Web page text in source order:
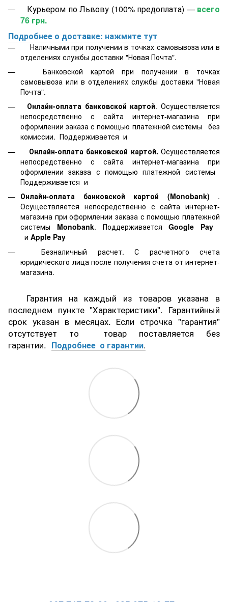
Курьером по Львову (100% предоплата) — всего
76 грн.
Подробнее о доставке: нажмите тут
Наличными при получении в точках самовывоза или в
отделениях службы доставки "Новая Почта".
Банковской картой при получении в точках
самовывоза или в отделениях службы доставки "Новая
Почта".
Онлайн-оплата банковской картой. Осуществляется
непосредственно с сайта интернет-магазина при
оформлении заказа с помощью платежной системы
без
комиссии. Поддерживается и
Онлайн-оплата банковской картой. Осуществляется
непосредственно с сайта интернет-магазина при
оформлении заказа с помощью платежной системы
Поддерживается и
Онлайн-оплата банковской картой
(Monobank) .
Осуществляется непосредственно с сайта интернет-
магазина при оформлении заказа с помощью платежной
системы Monobank. ПоддерживаетсяGoogle Pay
и Apple Pay
Безналичный расчет. С расчетного счета
юридического лица после получения счета от интернет-
магазина.
Гарантия на каждый из товаров указана в
последнем пункте "Характеристики". Гарантийный
срок указан в месяцах. Если строчка "гарантия"
отсутствует то товар поставляется без
гарантии. Подробнее о гарантии.